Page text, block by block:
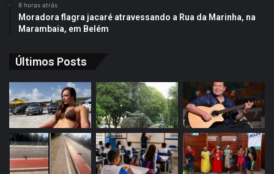
8 horas atrás
Moradora flagra jacaré atravessando a Rua da Marinha, na
Marambaia, em Belém
Últimos Posts